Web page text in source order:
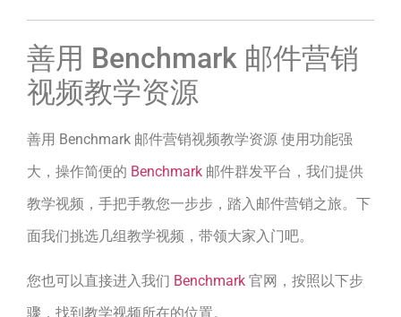
善用 Benchmark 邮件营销
视频教学资源
善用 Benchmark 邮件营销视频教学资源 使用功能强
大，操作简便的 Benchmark 邮件群发平台，我们提供
教学视频，手把手教您一步步，踏入邮件营销之旅。下
面我们挑选几组教学视频，带领大家入门吧。
您也可以直接进入我们 Benchmark 官网，按照以下步
骤，找到教学视频所在的位置。